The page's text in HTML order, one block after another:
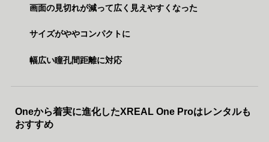
画面の見切れが減って広く見えやすくなった
サイズがややコンパクトに
幅広い瞳孔間距離に対応
Oneから着実に進化したXREAL One Proはレンタルも
おすすめ